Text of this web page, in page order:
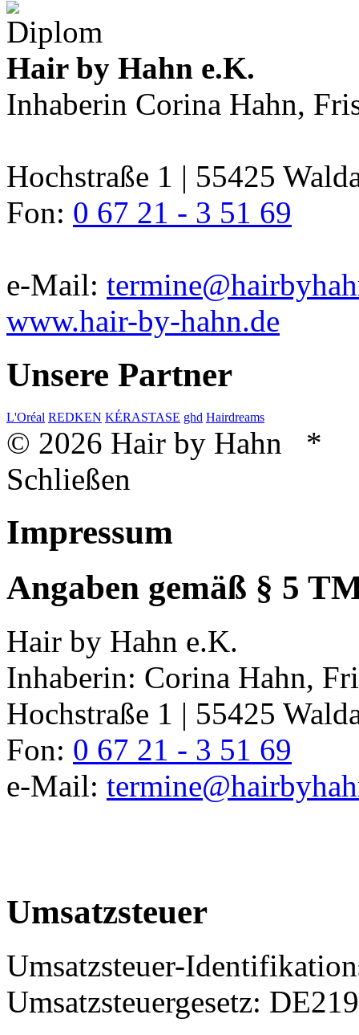
Hair by Hahn e.K.
Inhaberin Corina Hahn,
Hochstraße 1 | 55425
Fon: 0 67 21 - 3 51 69
e-Mail:
www.hair-by-hahn.de
Unsere Partner
L'Oréal REDKEN KÉRASTASE ghd Hairdreams
© 2026 Hair by Hahn *
Schließen
Impressum
Angaben gemäß § 5
Hair by Hahn e.K.
Inhaberin: Corina Hahn,
Hochstraße 1 | 55425
Fon: 0 67 21 - 3 51 69
e-Mail:
Umsatzsteuer
Umsatzsteuer-
Umsatzsteuergesetz: